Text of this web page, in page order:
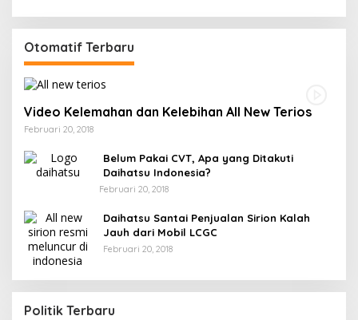
Otomatif Terbaru
Video Kelemahan dan Kelebihan All New Terios
Februari 20, 2018
Belum Pakai CVT, Apa yang Ditakuti
Daihatsu Indonesia?
Februari 20, 2018
Daihatsu Santai Penjualan Sirion Kalah
Jauh dari Mobil LCGC
Februari 20, 2018
Politik Terbaru